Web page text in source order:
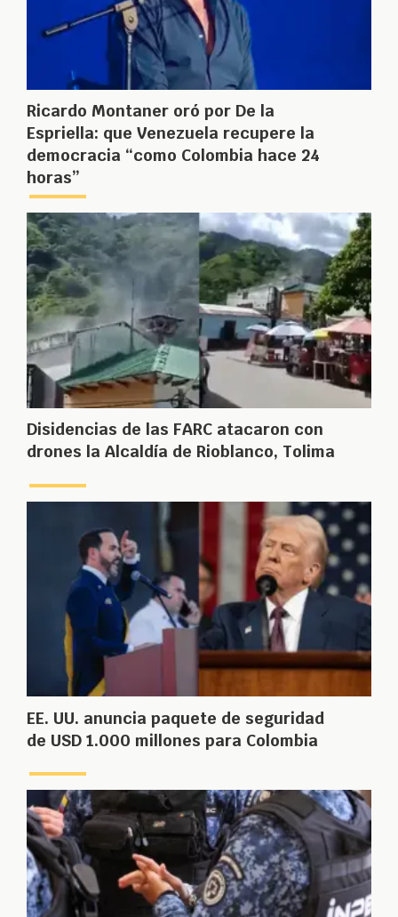
Ricardo Montaner oró por De la
Espriella: que Venezuela recupere la
democracia “como Colombia hace 24
horas”
Disidencias de las FARC atacaron con
drones la Alcaldía de Rioblanco, Tolima
EE. UU. anuncia paquete de seguridad
de USD 1.000 millones para Colombia